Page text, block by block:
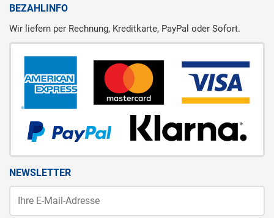
BEZAHLINFO
Wir liefern per Rechnung, Kreditkarte, PayPal oder Sofort.
NEWSLETTER